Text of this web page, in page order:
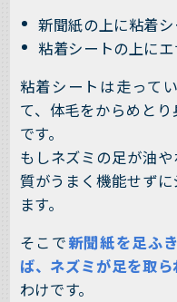
新聞紙の上に粘着シ
粘着シートの上に
粘着シートは走って
て、体毛をからめと
です。
もしネズミの足が油
質がうまく機能せず
ます。
そこで新聞紙を足ふ
ば、ネズミが足を取ら
わけです。